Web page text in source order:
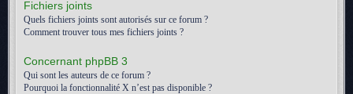
Fichiers joints
Quels fichiers joints sont autorisés sur ce forum ?
Comment trouver tous mes fichiers joints ?
Concernant phpBB 3
Qui sont les auteurs de ce forum ?
Pourquoi la fonctionnalité X n’est pas disponible ?